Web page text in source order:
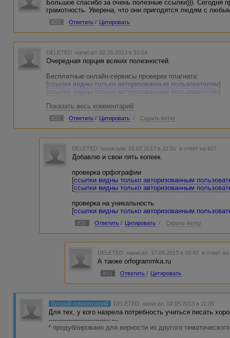
Большое спасибо за очень полезные ссылки))). Сегодня
грамотность. Уверена, что они пригодятся людям с
#25 Ответить / Цитировать
DELETED написал 02.05.2013 в 10:54
Очередная порция всяких полезностей.
Бесплатные онлайн-сервисы проверки плагиата:
[ссылки видны только авторизованным пользователям]
[ссылки видны только авторизованным пользователям]
пользователям]
Пунктуационные знаки и специальные символы в
Гугла:
[ссылки видны только авторизованным пользователям]
Как сделать контекстное объявление эффективным -
[ссылки видны только авторизованным пользователям
Показать весь комментарий
#27 Ответить / Цитировать / Скрыть ветку
DELETED написала 01.07.2013 в 22:55 в ответ на #27
Добавлю и свои пять копеек.
проверка орфографии
[ссылки видны только авторизованным
[ссылки видны только авторизованным
проверка на уникальность
[ссылки видны только авторизованным
#38 Ответить / Цитировать / Скрыть ветку
DELETED написал 17.09.2013 в 09:43 в ответ
А также orfogrammka.ru
#44 Ответить / Цитировать
Лучший комментарий DELETED написал 02.05.2013 в 11:06
Для тех, у кого назрела потребность учиться писать
------------------------------ ---
* продублировано для верности из другого